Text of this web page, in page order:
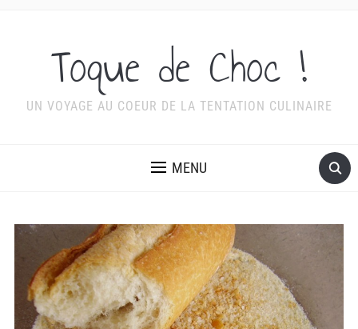
Toque de Choc !
UN VOYAGE AU COEUR DE LA TENTATION CULINAIRE
MENU